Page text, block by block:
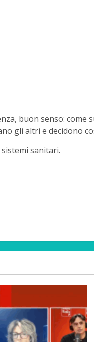
buon senso: come
gli altri e decidono
sanitari.